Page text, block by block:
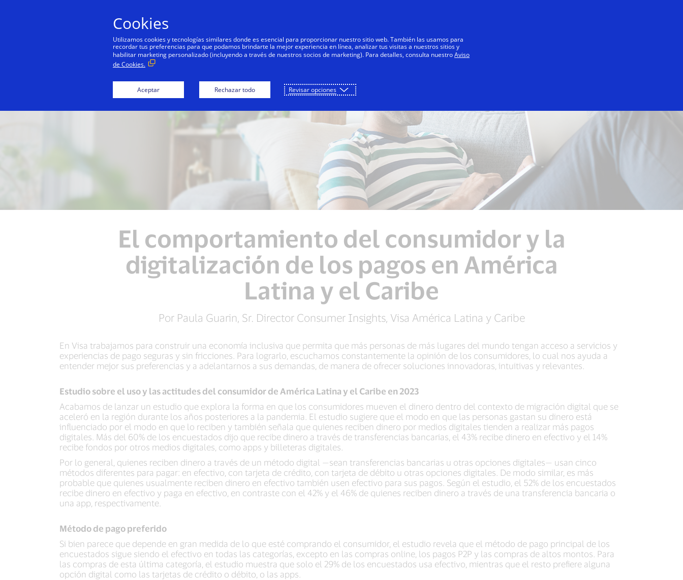
Personas Negocios Innovadores Todos
El comportamiento del consumidor y la
digitalización de los pagos en América
Latina y el Caribe
Por Paula Guarin, Sr. Director Consumer Insights, Visa América Latina y Caribe
En Visa trabajamos para construir una economía inclusiva que permita que más personas de más lugares del mundo tengan acceso a servicios y
experiencias de pago seguras y sin fricciones. Para lograrlo, escuchamos constantemente la opinión de los consumidores, lo cual nos ayuda a
entender mejor sus preferencias y a adelantarnos a sus demandas, de manera de ofrecer soluciones innovadoras, intuitivas y relevantes.
Estudio sobre el uso y las actitudes del consumidor de América Latina y el Caribe en 2023
Acabamos de lanzar un estudio que explora la forma en que los consumidores mueven el dinero dentro del contexto de migración digital que se
aceleró en la región durante los años posteriores a la pandemia. El estudio sugiere que el modo en que las personas gastan su dinero está
influenciado por el modo en que lo reciben y también señala que quienes reciben dinero por medios digitales tienden a realizar más pagos
digitales. Más del 60% de los encuestados dijo que recibe dinero a través de transferencias bancarias, el 43% recibe dinero en efectivo y el 14%
recibe fondos por otros medios digitales, como apps y billeteras digitales.
Por lo general, quienes reciben dinero a través de un método digital —sean transferencias bancarias u otras opciones digitales— usan cinco
métodos diferentes para pagar: en efectivo, con tarjeta de crédito, con tarjeta de débito u otras opciones digitales. De modo similar, es más
probable que quienes usualmente reciben dinero en efectivo también usen efectivo para sus pagos. Según el estudio, el 52% de los encuestados
recibe dinero en efectivo y paga en efectivo, en contraste con el 42% y el 46% de quienes reciben dinero a través de una transferencia bancaria o
una app, respectivamente.
Método de pago preferido
Si bien parece que depende en gran medida de lo que esté comprando el consumidor, el estudio revela que el método de pago principal de los
encuestados sigue siendo el efectivo en todas las categorías, excepto en las compras online, los pagos P2P y las compras de altos montos. Para
las compras de esta última categoría, el estudio muestra que solo el 29% de los encuestados usa efectivo, mientras que el resto prefiere alguna
opción digital como las tarjetas de crédito o débito, o las apps.
Cookies
Utilizamos cookies y tecnologías similares donde es esencial para proporcionar nuestro sitio web. También las usamos para
recordar tus preferencias para que podamos brindarte la mejor experiencia en línea, analizar tus visitas a nuestros sitios y
habilitar marketing personalizado (incluyendo a través de nuestros socios de marketing). Para detalles, consulta nuestroAviso
de Cookies.
Aceptar Rechazar todo Revisar opciones